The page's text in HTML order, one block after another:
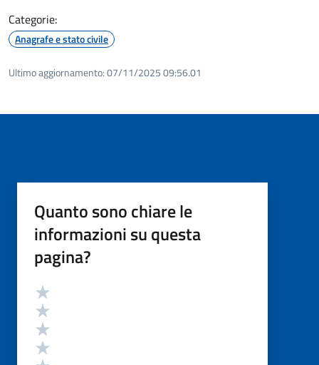
Categorie:
Anagrafe e stato civile
Ultimo aggiornamento:07/11/2025 09:56.01
Quanto sono chiare le
informazioni su questa
pagina?
Valutazione